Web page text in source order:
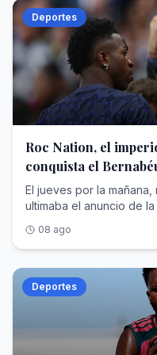
Deportes
Roc Nation, el
conquista el
El jueves por la mañana, mientras en Valdebebas se ultimaba el anuncio de la renovación de Vinicius Júnior hasta el 30 de junio de 2032, un monovolumen negro abandonaba la concentración del RB Leipzig en Saalfelden (Austria) camino del aeropuerto. Dentro viajaba Yan Diomande , diecinueve años, rumbo a Madrid para cerrar un traspaso cifrado en unos 125 millones de euros fijos que, con las variables, podría escalar hasta los 140 y convertirse en el más caro de la historia del club blanco, por encima de los que se pagaron por Cristiano Ronaldo, Bellingham o Hazard. En apenas veinticuatro horas, el Real Madrid anunciaba el blindaje de su estrella y su nuevo fichaje récord.Dos operaciones, dos contratos de más de seis años y una sola autoría. Porque detrás de la nueva ficha de Vinicius —en torno a los 24 millones de euros brutos por temporada— y detrás del extremo marfileño que eligió el Bernabéu pese al cortejo del PSG y del Liverpool está la misma empresa: Roc Nation Sports , la agencia fundada por el rapero y magnate Shawn 'Jay-Z' Carter. Nunca una compañía nacida del hip hop había acumulado tanto poder en el vestuario más institucional del fútbol mundial.Para entender cómo un sello discográfico de Nueva York ha terminado condicionando el presente y el futuro deportivo del club de las quince Copas de Europa hay que recorrer trece años de estrategia empresarial: una venta forzosa en la NBA, un beisbolista arrebatado al agente más temido de América, un sueño brasileño frustrado que acabó resolviéndose comprando una agencia entera y un desembarco europeo que ha concluido donde concluyen todas las conquistas del fútbol: en Chamartín.Jay-Z: De Brooklyn a las grandes estrellasAntes de toparse con Florentino Pérez, Shawn Corey Carter (Brooklyn, 1969) ya había negociado con medio mundo. Criado en las viviendas sociales de Marcy Houses, fundó en 1995 su propio sello, Roc-A-Fella Records, porque ninguna discográfica quiso ficharle; en 2007 vendió su marca de ropa Rocawear por 204 millones de dólares; y en abril de 2008 creó Roc Nation , en alianza con el gigante de conciertos Live Nation, que puso sobre la mesa un contrato inicial de unos 150 millones. Aquello nació como discográfica y hoy es un conglomerado de representación de artistas y deportistas, editorial, cine y televisión, filantropía y moda. Forbes lo consagró en 2019 como el primer rapero milmillonario de la historia y hoy estima su fortuna entre los 2.500 y los 2.800 millones de dólares, un patrimonio en el que la música es ya casi una anécdota frente a operaciones como la firma del contrato con la NFL para producir el espectáculo del descanso de la Super Bowl.Durante un tiempo, el rapero tuvo una participación en los Brooklyn Nets que llegó a su fin en abril de 2013. La normativa de la NBA y de su sindicato de jugadores prohíbe que un propietario de franquicia ejerza a la vez de agente, de modo que Jay-Z tuvo que desprenderse de su parte de la franquicia neoyorquina, adquirida en 2004 por cerca de un millón de dólares: un paquete minúsculo, inferior al 1% y valorado en unos 350.000 dólares, pero de enorme carga simbólica, porque el rapero había sido el rostro de la mudanza de la franquicia de Nueva Jersey a Brooklyn y hasta había intervenido en el diseño de su identidad visual. Vendió para poder sentarse al otro lado de la mesa. En alianza con la agencia CAA (Creative Artists Agency)—con la que rompió relaciones años después— , su primera adquisición fue un golpe de efecto: Robinson Canó , jugador de los Yankees, abandonó a Scott Boras —el agente más temido del béisbol— para firmar con el sello del rapero. Meses después, Canó rubricaba con los Seattle Mariners un contrato de 240 millones de dólares y diez años, uno de los mayores de la historia de las Grandes Ligas. Le siguieron Kevin Durant (NBA)—cliente insignia de aquella primera época, antes de fundar años más tarde su propia firma—, Skylar Diggins (WNBA), Victor Cruz (NFL) o Geno Smith.El planteamiento era una enmienda a la totalidad del oficio. Frente a la vieja escuela europea del agente intermediario —el modelo de Jorge Mendes, que según Forbes ha llegado a manejar más de 950 millones de dólares en contratos activos con comisiones superiores a los 95—, Roc Nation importó la lógica del entretenimiento americano: gestión 360 grados, marca personal, moda, contenido audiovisual e impacto social. La adquisición de TFMHay un nombre que sobrevuela toda esta historia y que nunca llegó a formar parte de la agencia: Neymar . Cuando Roc Nation Sports echó a andar en 2013, ya se rumoreaba que fichar al entonces astro del Santos figuraba entre las máximas
08 ago
Deportes